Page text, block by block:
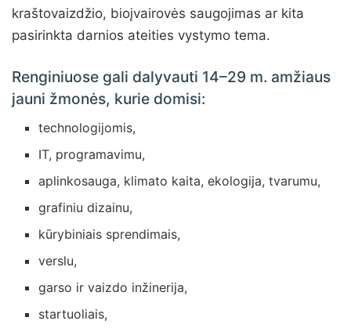
kraštovaizdžio, bioįvairovės saugojimas ar kita
pasirinkta darnios ateities vystymo tema.
Renginiuose gali dalyvauti 14–29 m. amžiaus
jauni žmonės, kurie domisi:
technologijomis,
IT, programavimu,
aplinkosauga, klimato kaita, ekologija, tvarumu,
grafiniu dizainu,
kūrybiniais sprendimais,
verslu,
garso ir vaizdo inžinerija,
startuoliais,